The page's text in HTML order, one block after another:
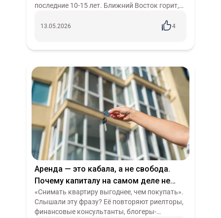
последние 10-15 лет. Ближний Восток горит,
артиллерийских залпов, противостояние США
13.05.2026 4
Аренда — это кабала, а не свобода.
Почему капиталу на самом деле не
нужны собственники
«Снимать квартиру выгоднее, чем покупать».
Слышали эту фразу? Её повторяют риелторы,
финансовые консультанты, блогеры-